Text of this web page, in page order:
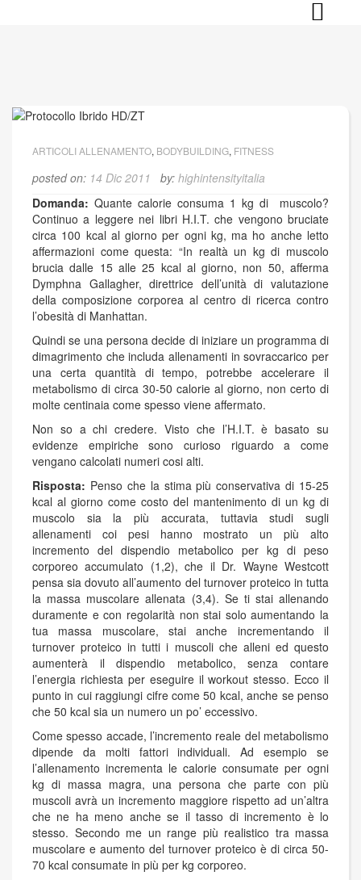
ARTICOLI ALLENAMENTO, BODYBUILDING, FITNESS
posted on: 14 Dic 2011 by: highintensityitalia
Domanda: Quante calorie consuma 1 kg di muscolo?
Continuo a leggere nei libri H.I.T. che vengono bruciate
circa 100 kcal al giorno per ogni kg, ma ho anche letto
affermazioni come questa: “In realtà un kg di muscolo
brucia dalle 15 alle 25 kcal al giorno, non 50, afferma
Dymphna Gallagher, direttrice dell’unità di valutazione
della composizione corporea al centro di ricerca contro
l’obesità di Manhattan.
Quindi se una persona decide di iniziare un programma di
dimagrimento che includa allenamenti in sovraccarico per
una certa quantità di tempo, potrebbe accelerare il
metabolismo di circa 30-50 calorie al giorno, non certo di
molte centinaia come spesso viene affermato.
Non so a chi credere. Visto che l’H.I.T. è basato su
evidenze empiriche sono curioso riguardo a come
vengano calcolati numeri cosi alti.
Risposta: Penso che la stima più conservativa di 15-25
kcal al giorno come costo del mantenimento di un kg di
muscolo sia la più accurata, tuttavia studi sugli
allenamenti coi pesi hanno mostrato un più alto
incremento del dispendio metabolico per kg di peso
corporeo accumulato (1,2), che il Dr. Wayne Westcott
pensa sia dovuto all’aumento del turnover proteico in tutta
la massa muscolare allenata (3,4). Se ti stai allenando
duramente e con regolarità non stai solo aumentando la
tua massa muscolare, stai anche incrementando il
turnover proteico in tutti i muscoli che alleni ed questo
aumenterà il dispendio metabolico, senza contare
l’energia richiesta per eseguire il workout stesso. Ecco il
punto in cui raggiungi cifre come 50 kcal, anche se penso
che 50 kcal sia un numero un po’ eccessivo.
Come spesso accade, l’incremento reale del metabolismo
dipende da molti fattori individuali. Ad esempio se
l’allenamento incrementa le calorie consumate per ogni
kg di massa magra, una persona che parte con più
muscoli avrà un incremento maggiore rispetto ad un’altra
che ne ha meno anche se il tasso di incremento è lo
stesso. Secondo me un range più realistico tra massa
muscolare e aumento del turnover proteico è di circa 50-
70 kcal consumate in più per kg corporeo.